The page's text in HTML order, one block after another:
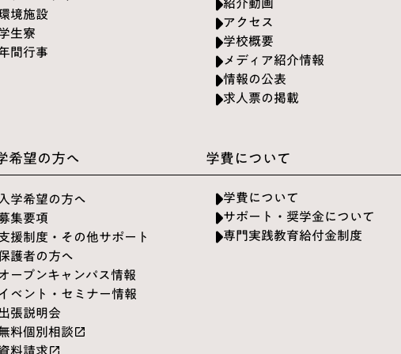
境施設
生寮
間行事
アクセス
学校概要
メディア紹介情報
情報の公表
求人票の掲載
希望の方へ
学希望の方へ
集要項
援制度・その他サポート
護者の方へ
ープンキャンパス情報
ベント・セミナー情報
張説明会
料個別相談launch
launch
学費について
学費について
サポート・奨学金について
専門実践教育給付金制度